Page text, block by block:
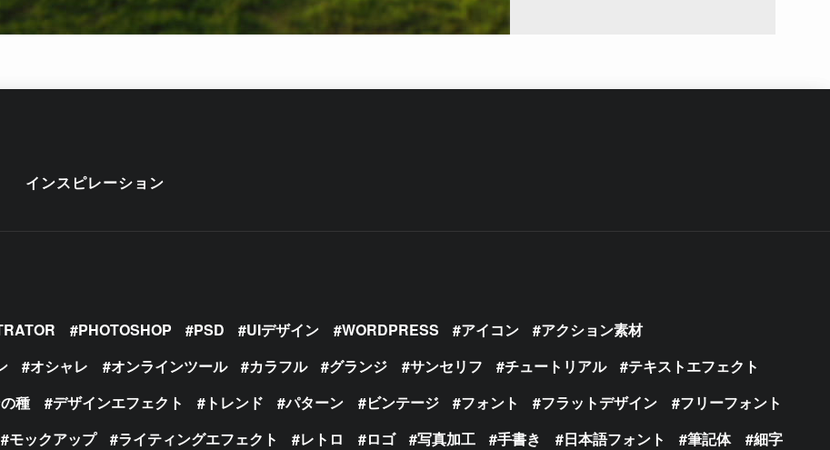
インスピレーション
PHOTOSHOP PSD UIデザイン WORDPRESS アイコン
アクション素材
オシャレ オンラインツール カラフル グランジ サンセリフ チュートリアル
テキストエフェクト
種 デザインエフェクト トレンド パターン ビンテージ フォント フラットデザイン
フリーフォント
モックアップ ライティングエフェクト レトロ ロゴ 写真加工 手書き 日本語フォント 筆記体 細字